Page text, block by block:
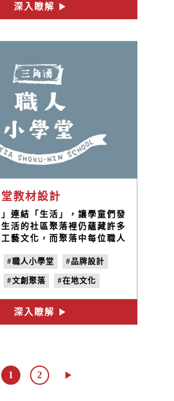
深入瞭解
教材設計
連結「生活」，讓學童們發
活的社區聚落裡仍蘊藏許多
藝文化，而聚落中每位職人
的教室。
#職人小學堂 #品牌設計
#文創聚落 #在地文化
深入瞭解
1 2